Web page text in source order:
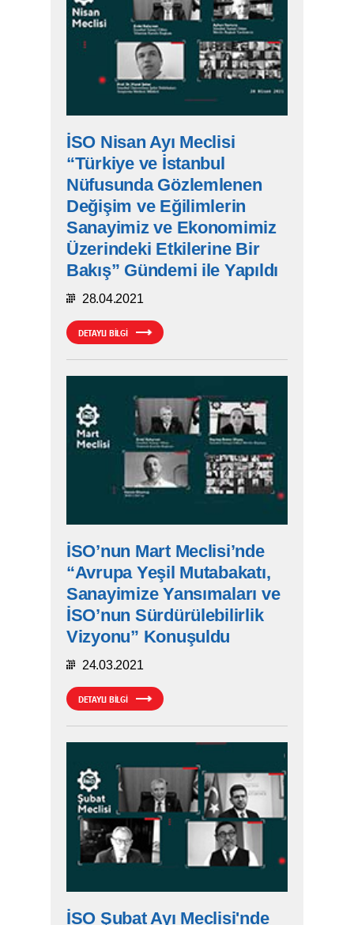
İSO Nisan Ayı Meclisi
“Türkiye ve İstanbul
Nüfusunda Gözlemlenen
Değişim ve Eğilimlerin
Sanayimiz ve Ekonomimiz
Üzerindeki Etkilerine Bir
Bakış” Gündemi ile Yapıldı
28.04.2021
DETAYLI BİLGİ
İSO’nun Mart Meclisi’nde
“Avrupa Yeşil Mutabakatı,
Sanayimize Yansımaları ve
İSO’nun Sürdürülebilirlik
Vizyonu” Konuşuldu
24.03.2021
DETAYLI BİLGİ
İSO Şubat Ayı Meclisi'nde